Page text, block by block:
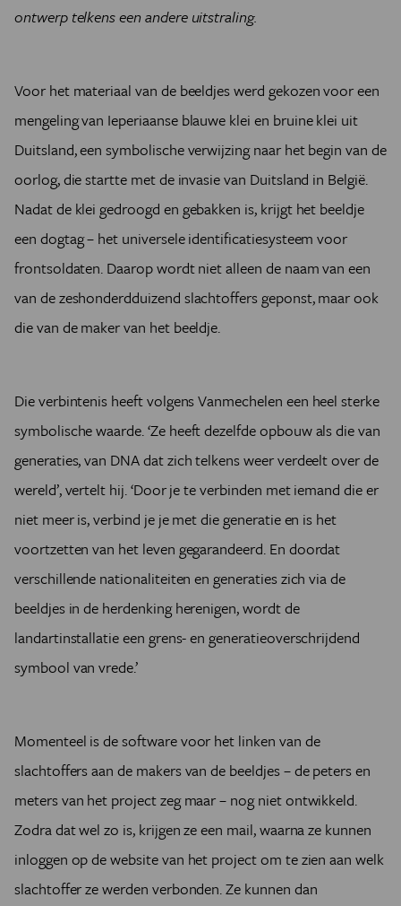
ontwerp telkens een andere uitstraling.
Voor het materiaal van de beeldjes werd gekozen voor een
mengeling van Ieperiaanse blauwe klei en bruine klei uit
Duitsland, een symbolische verwijzing naar het begin van de
oorlog, die startte met de invasie van Duitsland in België.
Nadat de klei gedroogd en gebakken is, krijgt het beeldje
een dogtag – het universele identificatiesysteem voor
frontsoldaten. Daarop wordt niet alleen de naam van een
van de zeshonderdduizend slachtoffers geponst, maar ook
die van de maker van het beeldje.
Die verbintenis heeft volgens Vanmechelen een heel sterke
symbolische waarde. ‘Ze heeft dezelfde opbouw als die van
generaties, van DNA dat zich telkens weer verdeelt over de
wereld’, vertelt hij. ‘Door je te verbinden met iemand die er
niet meer is, verbind je je met die generatie en is het
voortzetten van het leven gegarandeerd. En doordat
verschillende nationaliteiten en generaties zich via de
beeldjes in de herdenking herenigen, wordt de
landartinstallatie een grens- en generatieoverschrijdend
symbool van vrede.’
Momenteel is de software voor het linken van de
slachtoffers aan de makers van de beeldjes – de peters en
meters van het project zeg maar – nog niet ontwikkeld.
Zodra dat wel zo is, krijgen ze een mail, waarna ze kunnen
inloggen op de website van het project om te zien aan welk
slachtoffer ze werden verbonden. Ze kunnen dan